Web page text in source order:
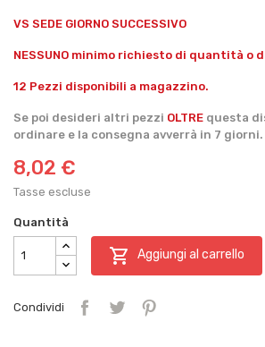
VS SEDE GIORNO SUCCESSIVO
NESSUNO minimo richiesto di quantità o
12 Pezzi disponibili a magazzino.
Se poi desideri altri pezzi OLTRE questa
ordinare e la consegna avverrà in 7 giorni.
8,02 €
Tasse escluse
Quantità
 Aggiungi al carrello
Condividi